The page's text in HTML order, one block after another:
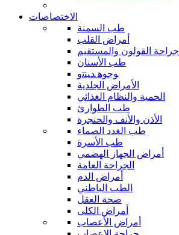
الاختصاصات
طب السمنة
أمراض القلب
جراحة القولون والمستقيم
طب الأسنان
ﻮﺟﻮﻫ ﺪﻴﻨﺗﻭ
الأمراض الجلدية
الحمية والنظام الغذائي
طب الطوارئ
الأذن والأنف والحنجرة
طب الغدد الصماء
طب الأسرة
أمراض الجهاز الهضمي
الجراحة العامة
أمراض الدم
الطب الباطني
صحة العقل
أمراض الكلى
أمراض الأعصاب